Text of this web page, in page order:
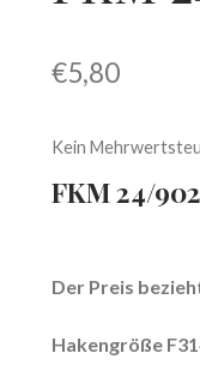
€5,80
Kein
FKM 24/
Der Preis
Hakengröße